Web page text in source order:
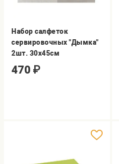
Набор салфеток
сервировочных "Дымка"
2шт. 30х45см
470 ₽